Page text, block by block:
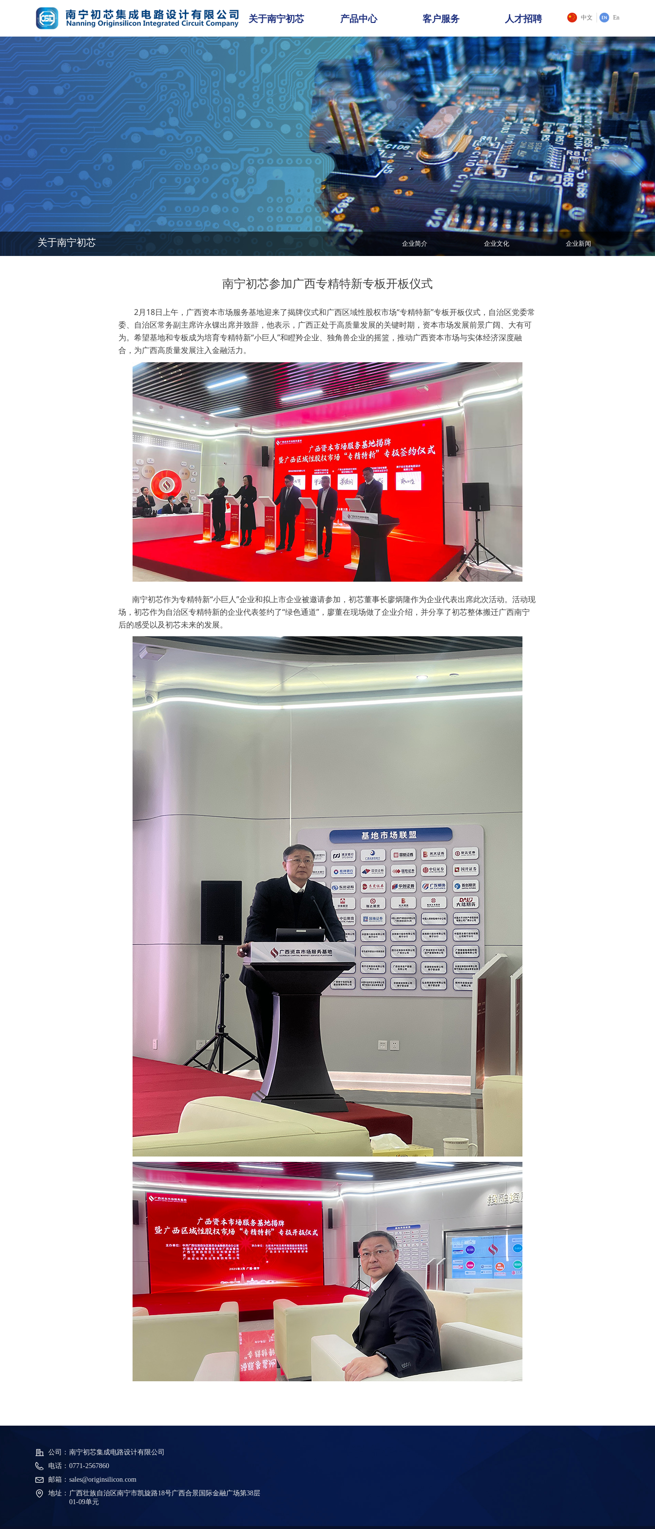
关于南宁初芯 产品中心 客户服务 人才招聘 中文 En
南宁初芯参加广西专精特新专板开板仪式
2月18日上午，广西资本市场服务基地迎来了揭牌仪式和广西区域性股权市场“专精特新”专板开板仪式，自治区党委常
委、自治区常务副主席许永锞出席并致辞，他表示，广西正处于高质量发展的关键时期，资本市场发展前景广阔、大有可
为。希望基地和专板成为培育专精特新“小巨人”和瞪羚企业、独角兽企业的摇篮，推动广西资本市场与实体经济深度融
合，为广西高质量发展注入金融活力。
南宁初芯作为专精特新“小巨人”企业和拟上市企业被邀请参加，初芯董事长廖炳隆作为企业代表出席此次活动。活动现
场，初芯作为自治区专精特新的企业代表签约了“绿色通道”，廖董在现场做了企业介绍，并分享了初芯整体搬迁广西南宁
后的感受以及初芯未来的发展。
关于南宁初芯 企业简介 企业文化 企业新闻
公司： 南宁初芯集成电路设计有限公司
电话： 0771-2567860
邮箱： sales@originsilicon.com
地址： 广西壮族自治区南宁市凯旋路18号广西合景国际金融广场第38层
01-09单元